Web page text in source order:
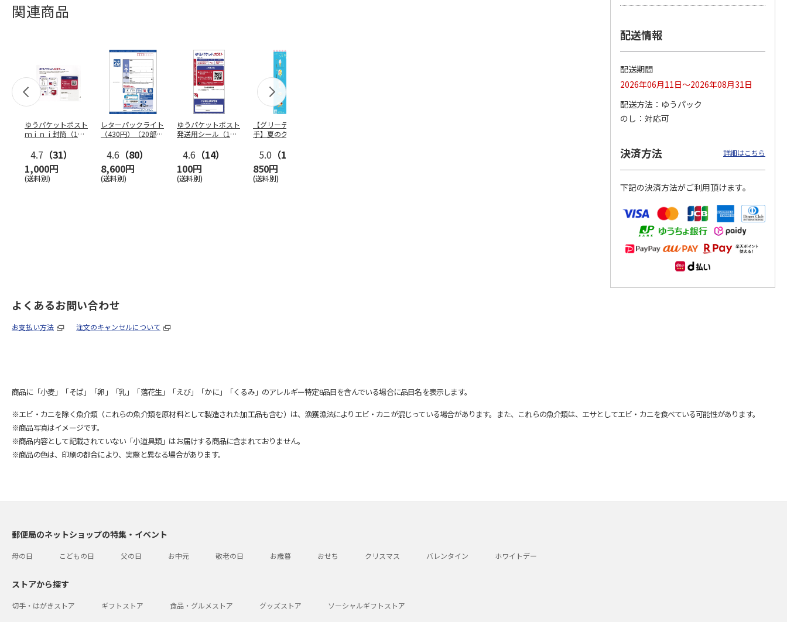
関連商品
ゆうパケットポスト
ｍｉｎｉ封筒（1個
4.7 （31）
1,000円
(送料別)
レターパックライト
（430円）（20部セ
4.6 （80）
8,600円
(送料別)
ゆうパケットポスト
発送用シール（1個
4.6 （14）
100円
(送料別)
【グリーティング切
手】夏のグリーティ
5.0 （10）
850円
(送料別)
【グリーティング切
円…
4.8（11）
5,500円
4.6（7）
11,000円
配送情報
配送期間
2026年06月11日～2026年08月31日
配送方法
ゆうパック
のし
対応可
決済方法 詳細はこちら
下記の決済方法がご利用頂けます。
よくあるお問い合わせ
お支払い方法 注文のキャンセルについて
商品に「小麦」「そば」「卵」「乳」「落花生」「えび」「かに」「くるみ」のアレルギー特定8品目を含んでいる場合に品目名を表示します。
※エビ・カニを除く魚介類（これらの魚介類を原材料として製造された加工品も含む）は、漁獲漁法によりエビ・カニが混じっている場合があります。また、これらの魚介類は、エサとしてエビ・カニを食べている可能性があります。
※商品写真はイメージです。
※商品内容として記載されていない「小道具類」はお届けする商品に含まれておりません。
※商品の色は、印刷の都合により、実際と異なる場合があります。
郵便局のネットショップの特集・イベント
母の日 こどもの日 父の日 お中元 敬老の日 お歳暮 おせち クリスマス バレンタイン ホワイトデー
ストアから探す
切手・はがきストア ギフトストア 食品・グルメストア グッズストア ソーシャルギフトストア